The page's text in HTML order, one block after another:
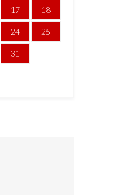
17 18
24 25
31